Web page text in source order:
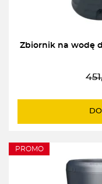
Zbiornik na wodę
PROMO